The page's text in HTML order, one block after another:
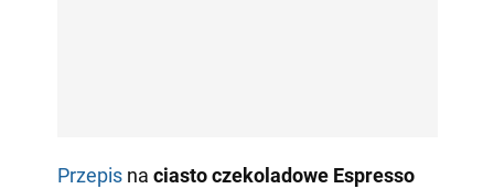
Przepisna ciasto czekoladowe Espresso